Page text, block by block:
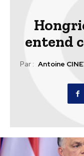
entend
Par : Antoine